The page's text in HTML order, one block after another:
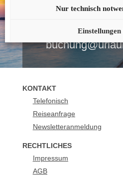
Nur technisch
Einstellungen
Wir beraten
+43 1
KONTAKT
Telefonisch
Reiseanfrage
Newsletteranmeldung
RECHTLICHES
Impressum
AGB